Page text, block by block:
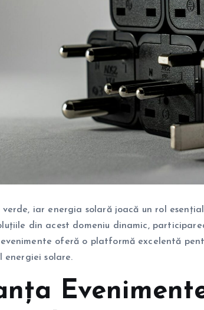
iar energia solară joacă un rol
din acest domeniu dinamic,
evenimente oferă o platformă excelentă
energiei solare.